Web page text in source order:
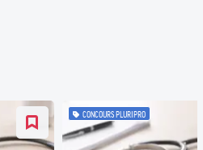
CONCOURS PLURIPRO